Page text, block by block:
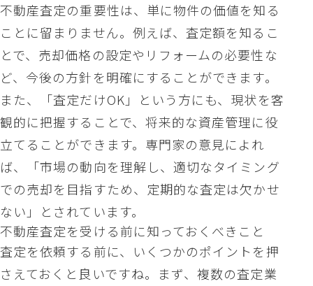
不動産査定の重要性は、単に物件の価値を知る
ことに留まりません。例えば、査定額を知るこ
とで、売却価格の設定やリフォームの必要性な
ど、今後の方針を明確にすることができます。
また、「査定だけOK」という方にも、現状を客
観的に把握することで、将来的な資産管理に役
立てることができます。専門家の意見によれ
ば、「市場の動向を理解し、適切なタイミング
での売却を目指すため、定期的な査定は欠かせ
ない」とされています。
不動産査定を受ける前に知っておくべきこと
査定を依頼する前に、いくつかのポイントを押
さえておくと良いですね。まず、複数の査定業